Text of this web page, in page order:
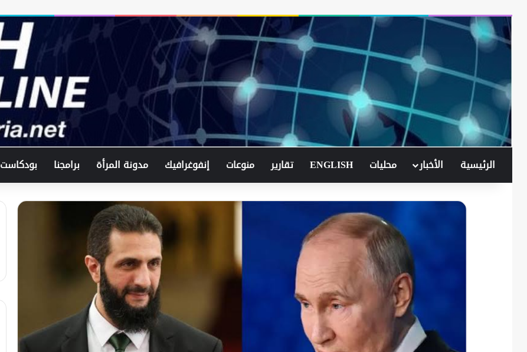
الرئيسية الأخبار محليات ENGLISH تقارير منوعات إنفوغرافيك مدونة المرأة برامجنا بودكاست